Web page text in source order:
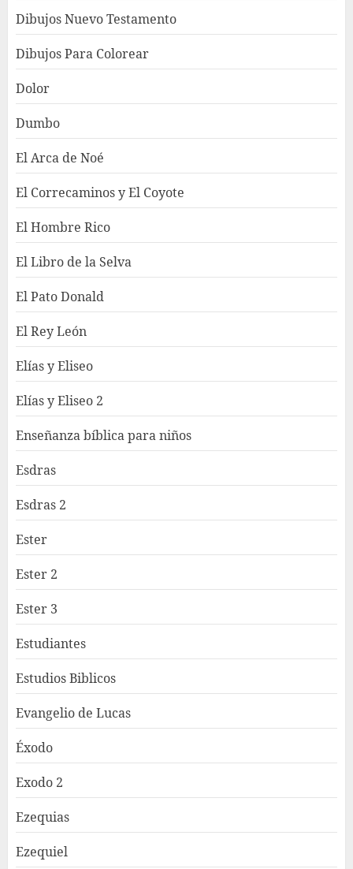
Dibujos Nuevo Testamento
Dibujos Para Colorear
Dolor
Dumbo
El Arca de Noé
El Correcaminos y El Coyote
El Hombre Rico
El Libro de la Selva
El Pato Donald
El Rey León
Elías y Eliseo
Elías y Eliseo 2
Enseñanza bíblica para niños
Esdras
Esdras 2
Ester
Ester 2
Ester 3
Estudiantes
Estudios Biblicos
Evangelio de Lucas
Éxodo
Exodo 2
Ezequias
Ezequiel